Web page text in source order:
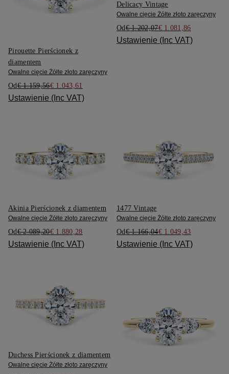
Pirouette Pierścionek z
diamentem
Owalne cięcie Żółte złoto zaręczyny
Od€ 1.159,56€ 1.043,61
Ustawienie (Inc VAT)
Delicacy Vintage
Owalne cięcie Żółte złoto zaręczyny
Od€ 1.202,07€ 1.081,86
Ustawienie (Inc VAT)
Akinia Pierścionek z diamentem
Owalne cięcie Żółte złoto zaręczyny
Od€ 2.089,20€ 1.880,28
Ustawienie (Inc VAT)
1477 Vintage
Owalne cięcie Żółte złoto zaręczyny
Od€ 1.166,04€ 1.049,43
Ustawienie (Inc VAT)
Duchess Pierścionek z diamentem
Owalne cięcie Żółte złoto zaręczyny